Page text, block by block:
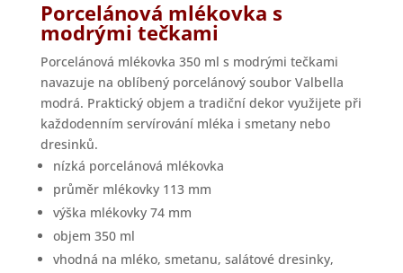
Porcelánová mlékovka s
modrými tečkami
Porcelánová mlékovka 350 ml s modrými tečkami
navazuje na oblíbený porcelánový soubor Valbella
modrá. Praktický objem a tradiční dekor využijete při
každodenním servírování mléka i smetany nebo
dresinků.
nízká porcelánová mlékovka
průměr mlékovky 113 mm
výška mlékovky 74 mm
objem 350 ml
vhodná na mléko, smetanu, salátové dresinky,